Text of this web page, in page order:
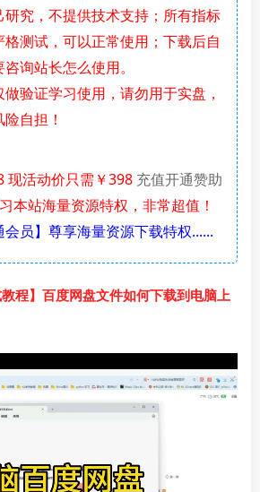
究，不提供技术支持；所有指标
测试，可以正常使用；下载后自
询站长怎么使用。
验证学习使用，请勿用于实盘，
自担！
喜讯：原价858 现活动价只需￥398 充值开通赞助
本站海量资源特权，非常超值！
员】尊享海量资源下载特权......
教程】百度网盘文件如何下载到电脑上